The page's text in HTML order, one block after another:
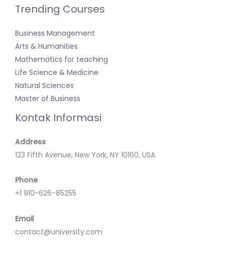
Trending Courses
Business Management
Arts & Humanities
Mathematics for teaching
Life Science & Medicine
Natural Sciences
Master of Business
Kontak Informasi
Address
123 Fifth Avenue, New York, NY 10160, USA
Phone
+1 910-626-85255
Email
contact@university.com